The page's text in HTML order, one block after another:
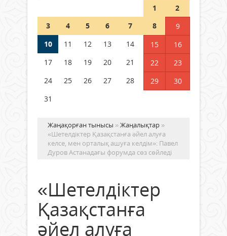
Шетелде жүрген Қазақстан
азаматтары қалай дауыс бере
05 тамыз 2026 ж.
1
2
3
4 5 6 7 8
9
10
11 12 13 14 15
16
17
18 19 20 21 22
23
24
25 26 27 28 29
30
31
Жаңақорған тынысы »Жаңалықтар »
«Шетелдіктер Қазақстанға әйел алуға
келсе, мен орталық ашуға келдім»: Павел
Дуров Астанадағы форумда сөз сөйледі
«Шетелдіктер
Қазақстанға
әйел алуға